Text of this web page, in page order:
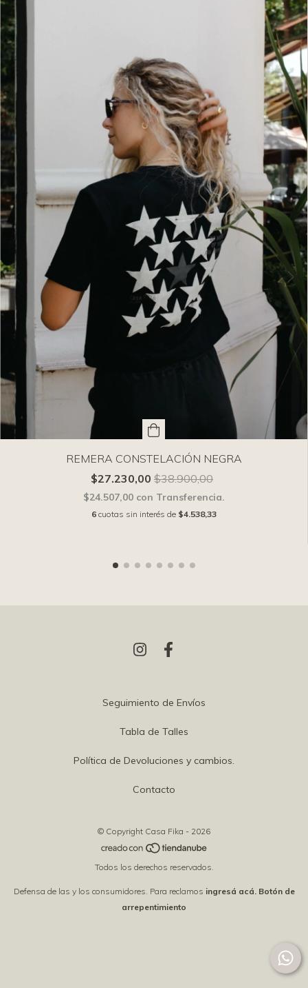
REMERA CONSTELACIÓN NEGRA
$27.230,00 $38.900,00
$24.507,00 con Transferencia.
6 cuotas sin interés de $4.538,33
Seguimiento de Envíos
Tabla de Talles
Política de Devoluciones y cambios.
Contacto
© Copyright Casa Fika - 2026
Todos los derechos reservados.
Defensa de las y los consumidores. Para reclamos ingresá acá. Botón de
arrepentimiento